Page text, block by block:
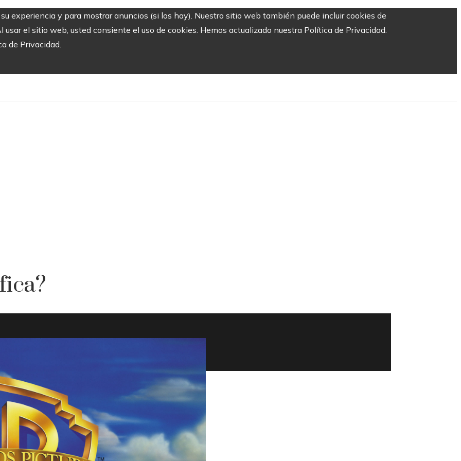
experiencia y para mostrar anuncios (si los hay). Nuestro sitio web también puede incluir cookies de
el sitio web, usted consiente el uso de cookies. Hemos actualizado nuestra Política de Privacidad.
de Privacidad.